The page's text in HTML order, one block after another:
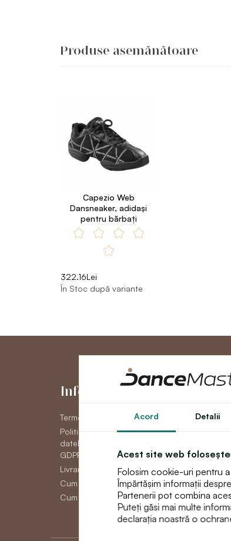
Acord Detalii
Acest site web
Folosim cookie-uri pentru
Împărtășim informații
Partenerii pot combina
Puteți găsi mai multe
declarația noastră o
Produse asemănătoare
Capezio Web
Dansneaker, adidaşi
pentru bărbaţi
322.16Lei
În Stoc după variante
Informaţii
Termeni și condiții generale
Politica de confidențial a
datelor cu caracter personal
GDPR
Livrare
Cum să plătească
Cum să faci un retur
Contul
Istoric